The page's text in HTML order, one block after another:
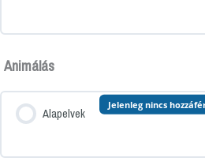
Animálás
Alapelvek
Jelenleg nincs